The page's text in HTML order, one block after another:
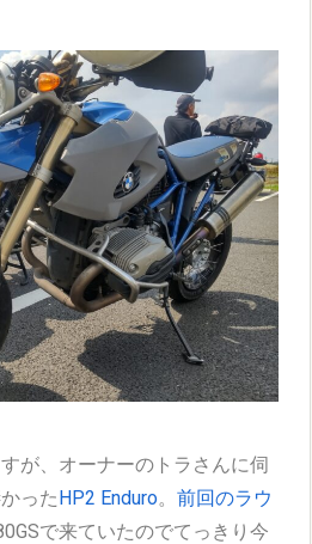
が、オーナーのトラさんに伺
ったHP2 Enduro。前回のラウ
で来ていたのでてっきり今